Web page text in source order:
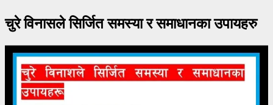
चुरे विनासले सिर्जित समस्या र समाधानका उपायहरु